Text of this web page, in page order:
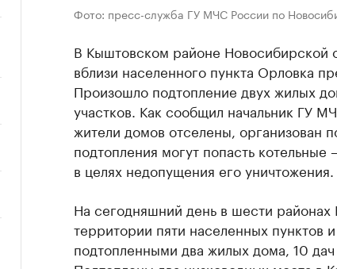
Фото: пресс-служба ГУ МЧС России по
В Кыштовском районе Новосибирской
вблизи населенного пункта Орловка
Произошло подтопление двух жилых
участков. Как сообщил начальник ГУ
жители домов отселены, организован
подтопления могут попасть
в целях недопущения его уничтожения.
На сегодняшний день в шести районах
территории пяти населенных пунктов
подтопленными два жилых дома, 10 дач